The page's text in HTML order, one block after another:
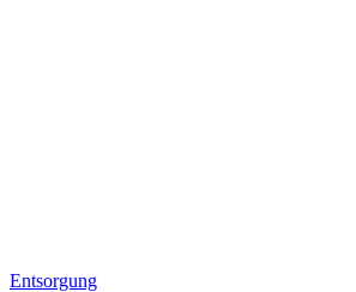
Entsorgung